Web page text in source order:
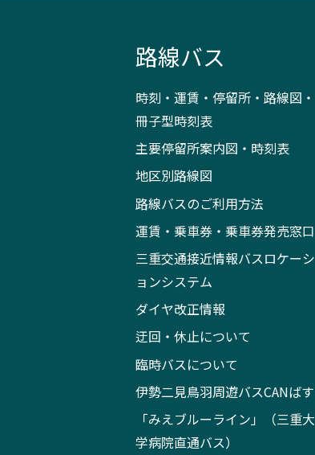
路線バス
時刻・運賃・停留所・路線図・
冊子型時刻表
主要停留所案内図・時刻表
地区別路線図
路線バスのご利用方法
運賃・乗車券・乗車券発売窓口
三重交通接近情報バスロケーシ
ョンシステム
ダイヤ改正情報
迂回・休止について
臨時バスについて
伊勢二見鳥羽周遊バスCANばす
「みえブルーライン」（三重大
学病院直通バス）